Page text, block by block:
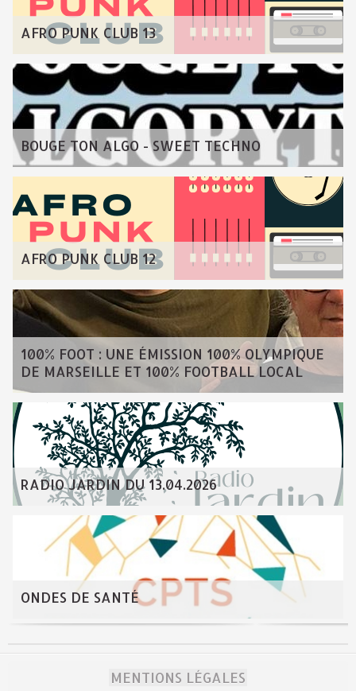
AFRO PUNK CLUB 13
BOUGE TON ALGO - SWEET TECHNO
AFRO PUNK CLUB 12
100% FOOT : UNE ÉMISSION 100% OLYMPIQUE
DE MARSEILLE ET 100% FOOTBALL LOCAL
RADIO JARDIN DU 13.04.2026
ONDES DE SANTÉ
MENTIONS LÉGALES